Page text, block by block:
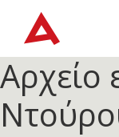
Αρχείο